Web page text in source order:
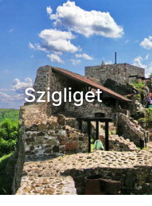
Szigliget